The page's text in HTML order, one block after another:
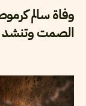
وفاة سالم
الصمت وتنشد